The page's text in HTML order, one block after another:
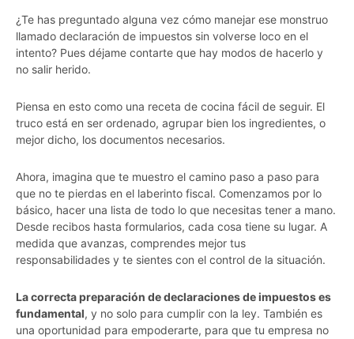
¿Te has preguntado alguna vez cómo manejar ese monstruo
llamado declaración de impuestos sin volverse loco en el
intento? Pues déjame contarte que hay modos de hacerlo y
no salir herido.
Piensa en esto como una receta de cocina fácil de seguir. El
truco está en ser ordenado, agrupar bien los ingredientes, o
mejor dicho, los documentos necesarios.
Ahora, imagina que te muestro el camino paso a paso para
que no te pierdas en el laberinto fiscal. Comenzamos por lo
básico, hacer una lista de todo lo que necesitas tener a mano.
Desde recibos hasta formularios, cada cosa tiene su lugar. A
medida que avanzas, comprendes mejor tus
responsabilidades y te sientes con el control de la situación.
La correcta preparación de declaraciones de impuestos es
fundamental, y no solo para cumplir con la ley. También es
una oportunidad para empoderarte, para que tu empresa no